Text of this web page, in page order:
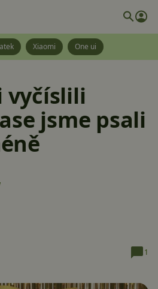
Xiaomi One ui
vyčíslili
jsme psali
1